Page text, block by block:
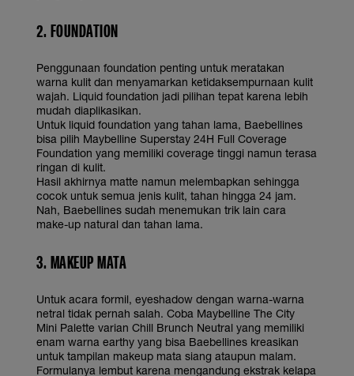
2. FOUNDATION
Penggunaan foundation penting untuk meratakan
warna kulit dan menyamarkan ketidaksempurnaan kulit
wajah. Liquid foundation jadi pilihan tepat karena lebih
mudah diaplikasikan.
Untuk liquid foundation yang tahan lama, Baebellines
bisa pilih Maybelline Superstay 24H Full Coverage
Foundation yang memiliki coverage tinggi namun terasa
ringan di kulit.
Hasil akhirnya matte namun melembapkan sehingga
cocok untuk semua jenis kulit, tahan hingga 24 jam.
Nah, Baebellines sudah menemukan trik lain cara
make-up natural dan tahan lama.
3. MAKEUP MATA
Untuk acara formil, eyeshadow dengan warna-warna
netral tidak pernah salah. Coba Maybelline The City
Mini Palette varian Chill Brunch Neutral yang memiliki
enam warna earthy yang bisa Baebellines kreasikan
untuk tampilan makeup mata siang ataupun malam.
Formulanya lembut karena mengandung ekstrak kelapa